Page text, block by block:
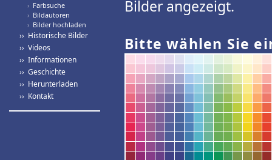
› Farbsuche
› Bildautoren
› Bilder hochladen
›› Historische Bilder
›› Videos
›› Informationen
›› Geschichte
›› Herunterladen
›› Kontakt
Bilder angezeigt.
Bitte wählen Sie